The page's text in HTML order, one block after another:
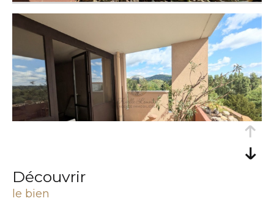
découvrir
le bien